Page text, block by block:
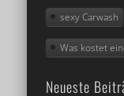
sexy Carwash
Was kostet
Neueste